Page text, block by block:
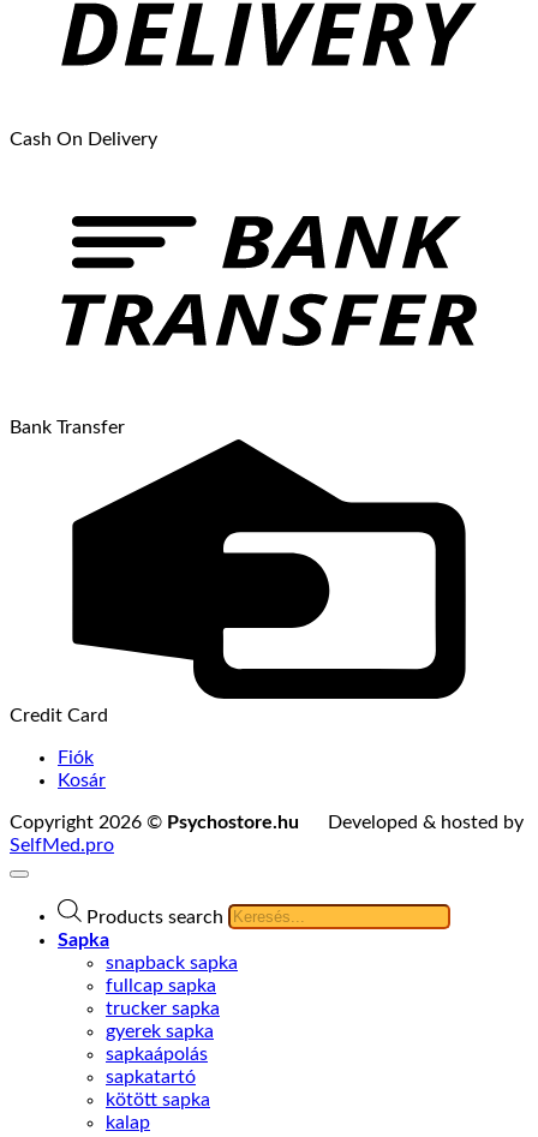
Cash On Delivery
Bank Transfer
Credit Card
Fiók
Kosár
Copyright 2026 © Psychostore.hu Developed & hosted by
SelfMed.pro
Products search
Sapka
snapback sapka
fullcap sapka
trucker sapka
gyerek sapka
sapkaápolás
sapkatartó
kötött sapka
kalap